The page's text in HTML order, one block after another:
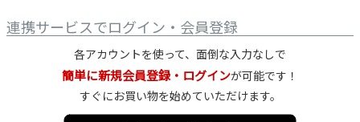
連携サービスでログイン・会員登録
各アカウントを使って、面倒な入力なしで
簡単に新規会員登録・ログインが可能です！
すぐにお買い物を始めていただけます。